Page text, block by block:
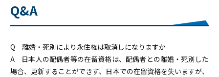
Q&A
Q 離婚・死別により永住権は取消しになりますか
A 日本人の配偶者等の在留資格は、配偶者との離婚・死別した
場合、更新することができず、日本での在留資格を失いますが、